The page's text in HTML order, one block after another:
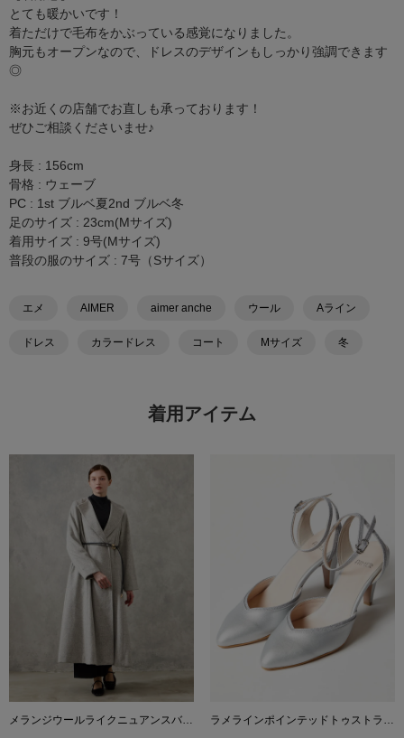
とても暖かいです！
着ただけで毛布をかぶっている感覚になりました。
胸元もオープンなので、ドレスのデザインもしっかり強調できます
◎
※お近くの店舗でお直しも承っております！
ぜひご相談くださいませ♪
身長 : 156cm
骨格 : ウェーブ
PC : 1st ブルベ夏2nd ブルベ冬
足のサイズ : 23cm(Mサイズ)
着用サイズ : 9号(Mサイズ)
普段の服のサイズ : 7号（Sサイズ）
エメ AIMER aimer anche ウール Aライン
ドレス カラードレス コート Mサイズ 冬
着用アイテム
メランジウールライクニュアンスバックルベルトロングコート ラメラインポインテッドトゥストラップパンプス